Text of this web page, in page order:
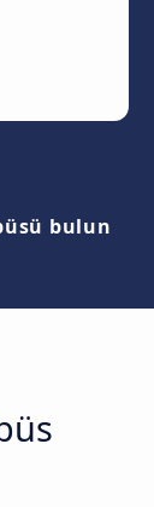
bulun